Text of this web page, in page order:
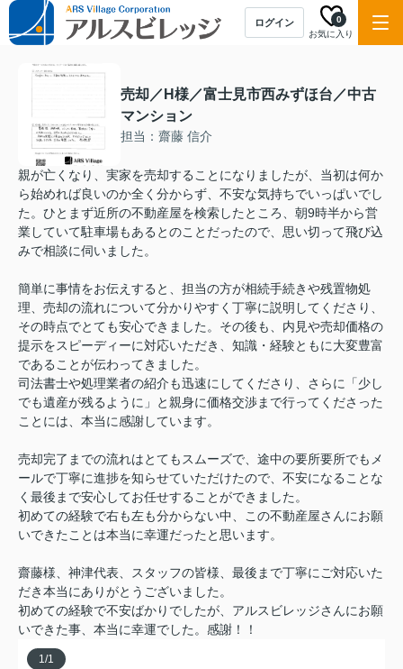
ログイン
お気に入り
0
売却／H様／富士見市西みずほ台／中古
マンション
担当：齋藤 信介
親が亡くなり、実家を売却することになりましたが、当初は何か
ら始めれば良いのか全く分からず、不安な気持ちでいっぱいでし
た。ひとまず近所の不動産屋を検索したところ、朝9時半から営
業していて駐車場もあるとのことだったので、思い切って飛び込
みで相談に伺いました。
簡単に事情をお伝えすると、担当の方が相続手続きや残置物処
理、売却の流れについて分かりやすく丁寧に説明してくださり、
その時点でとても安心できました。その後も、内見や売却価格の
提示をスピーディーに対応いただき、知識・経験ともに大変豊富
であることが伝わってきました。
司法書士や処理業者の紹介も迅速にしてくださり、さらに「少し
でも遺産が残るように」と親身に価格交渉まで行ってくださった
ことには、本当に感謝しています。
売却完了までの流れはとてもスムーズで、途中の要所要所でもメ
ールで丁寧に進捗を知らせていただけたので、不安になることな
く最後まで安心してお任せすることができました。
初めての経験で右も左も分からない中、この不動産屋さんにお願
いできたことは本当に幸運だったと思います。
齋藤様、神津代表、スタッフの皆様、最後まで丁寧にご対応いた
だき本当にありがとうございました。
初めての経験で不安ばかりでしたが、アルスビレッジさんにお願
いできた事、本当に幸運でした。感謝！！
1/1